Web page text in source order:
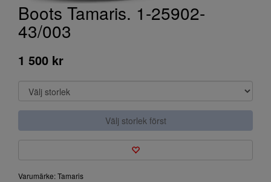
Boots Tamaris. 1-25902-
43/003
1 500 kr
Välj storlek först
Varumärke: Tamaris